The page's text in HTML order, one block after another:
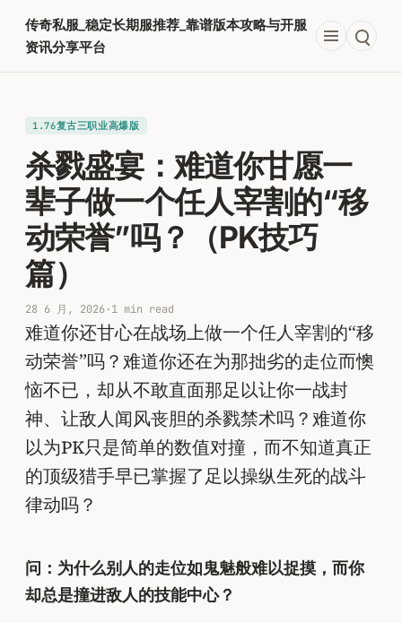
内
传奇私服_稳定长期服推荐_靠谱版本攻略与开服
资讯分享平台
1.76复古三职业高爆版
杀戮盛宴：难道你甘愿一
辈子做一个任人宰割的“移
动荣誉”吗？（PK技巧
篇）
28 6 月, 2026·1 min read
难道你还甘心在战场上做一个任人宰割的“移
动荣誉”吗？难道你还在为那拙劣的走位而懊
恼不已，却从不敢直面那足以让你一战封
神、让敌人闻风丧胆的杀戮禁术吗？难道你
以为PK只是简单的数值对撞，而不知道真正
的顶级猎手早已掌握了足以操纵生死的战斗
律动吗？
问：为什么别人的走位如鬼魅般难以捉摸，而你
却总是撞进敌人的技能中心？